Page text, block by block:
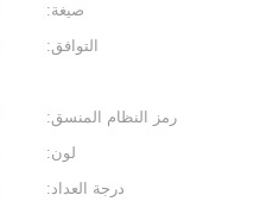
صيغة:
التوافق:
رمز النظام المنسق:
لون:
درجة العداد: